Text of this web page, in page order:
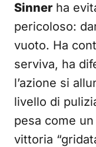
Sinner ha
pericoloso:
vuoto. Ha
serviva, ha
l’azione si
livello di
pesa come
vittoria